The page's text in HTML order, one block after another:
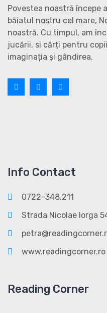
Povestea noastră începe
băiatul nostru cel mare,
noastră. Cu timpul, am
jucării, si cărți pentru
imaginația și gândirea.
Info Contact
0722-348.211
Strada Nicolae Iorga
www.readingcorner.ro
Reading Corner